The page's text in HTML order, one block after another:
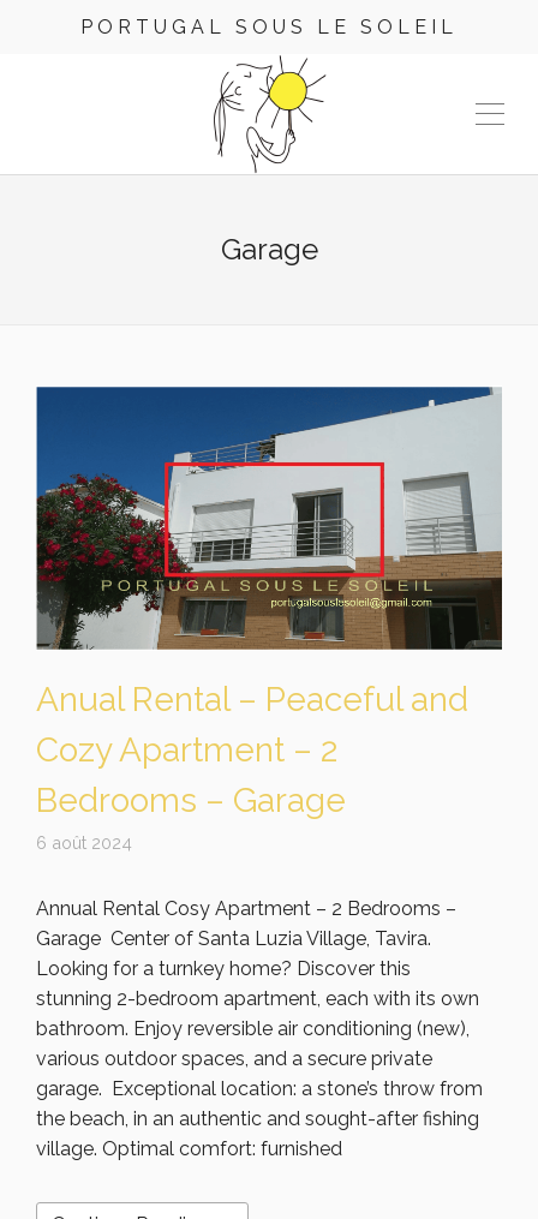
PORTUGAL SOUS LE SOLEIL
Garage
Anual Rental – Peaceful and
Cozy Apartment – 2
Bedrooms – Garage
6 août 2024
Annual Rental Cosy Apartment – 2 Bedrooms –
Garage Center of Santa Luzia Village, Tavira.
Looking for a turnkey home? Discover this
stunning 2-bedroom apartment, each with its own
bathroom. Enjoy reversible air conditioning (new),
various outdoor spaces, and a secure private
garage. Exceptional location: a stone’s throw from
the beach, in an authentic and sought-after fishing
village. Optimal comfort: furnished